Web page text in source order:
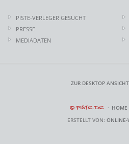
PISTE-VERLEGER GESUCHT
PRESSE
MEDIADATEN
ZUR DESKTOP
© PISTE.DE HOME
ERSTELLT VON: ONLINE-